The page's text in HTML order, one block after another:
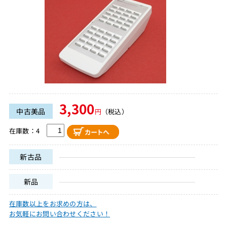
中古美品 3,300円 （税込）
在庫数：4
新古品
新品
在庫数以上をお求めの方は、
お気軽にお問い合わせください！